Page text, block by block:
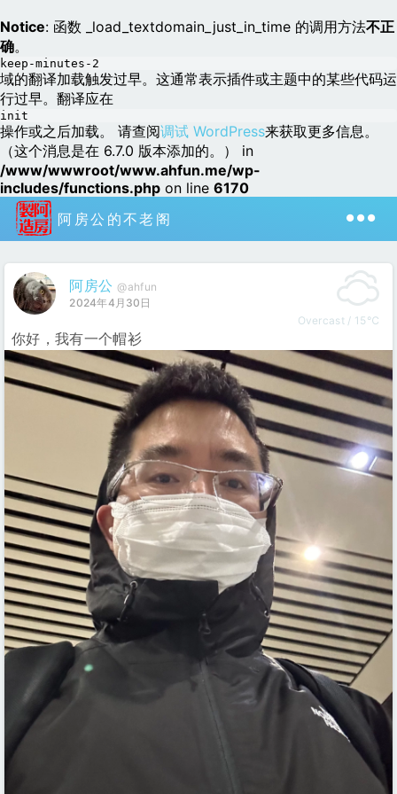
Notice: 函数 _load_textdomain_just_in_time 的调用方法不正
确。
keep-minutes-2
域的翻译加载触发过早。这通常表示插件或主题中的某些代码运
行过早。翻译应在
init
操作或之后加载。 请查阅调试 WordPress来获取更多信息。
（这个消息是在 6.7.0 版本添加的。） in
/www/wwwroot/www.ahfun.me/wp-
includes/functions.php on line 6170
阿房公的不老阁
阿房公 @ahfun
2024年4月30日
Overcast / 15℃
你好，我有一个帽衫